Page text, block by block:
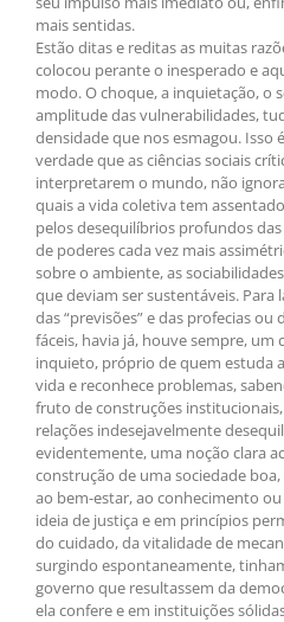
mais sentidas.
Estão ditas e reditas as muitas
colocou perante o inesperado e
modo. O choque, a inquietação, o
amplitude das vulnerabilidades,
densidade que nos esmagou. Isso
verdade que as ciências sociais
interpretarem o mundo, não
quais a vida coletiva tem
pelos desequilíbrios profundos das
de poderes cada vez mais
sobre o ambiente, as
que deviam ser sustentáveis. Para
das “previsões” e das profecias ou
fáceis, havia já, houve sempre,
inquieto, próprio de quem estuda
vida e reconhece problemas,
fruto de construções
relações indesejavelmente
evidentemente, uma noção clara
construção de uma sociedade
ao bem-estar, ao conhecimento
ideia de justiça e em princípios
do cuidado, da vitalidade de
surgindo espontaneamente,
governo que resultassem da
ela confere e em instituições